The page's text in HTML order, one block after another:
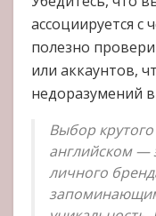
ассоциируется
полезно
или аккаунтов,
недоразумений
Выбор
английском —
личного